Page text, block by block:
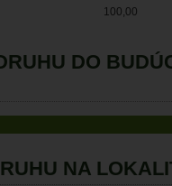
100,00
DO
NA